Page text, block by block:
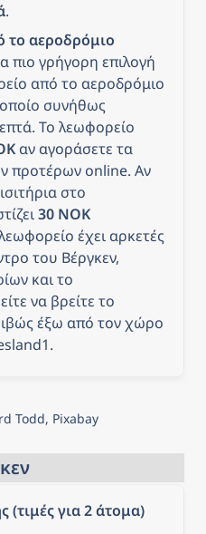
.
το αεροδρόμιο
πιο γρήγορη επιλογή
από το αεροδρόμιο
συνήθως
Το λεωφορείο
αν αγοράσετε τα
προτέρων online. Αν
στο
30 NOK
έχει αρκετές
του Βέργκεν,
και το
να βρείτε το
έξω από τον χώρο
Todd, Pixabay
(τιμές για 2 άτομα)